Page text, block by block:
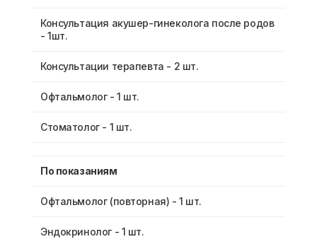
Консультация акушер-гинеколога после родов
- 1шт.
Консультации терапевта - 2 шт.
Офтальмолог - 1 шт.
Стоматолог - 1 шт.
По показаниям
Офтальмолог (повторная) - 1 шт.
Эндокринолог - 1 шт.